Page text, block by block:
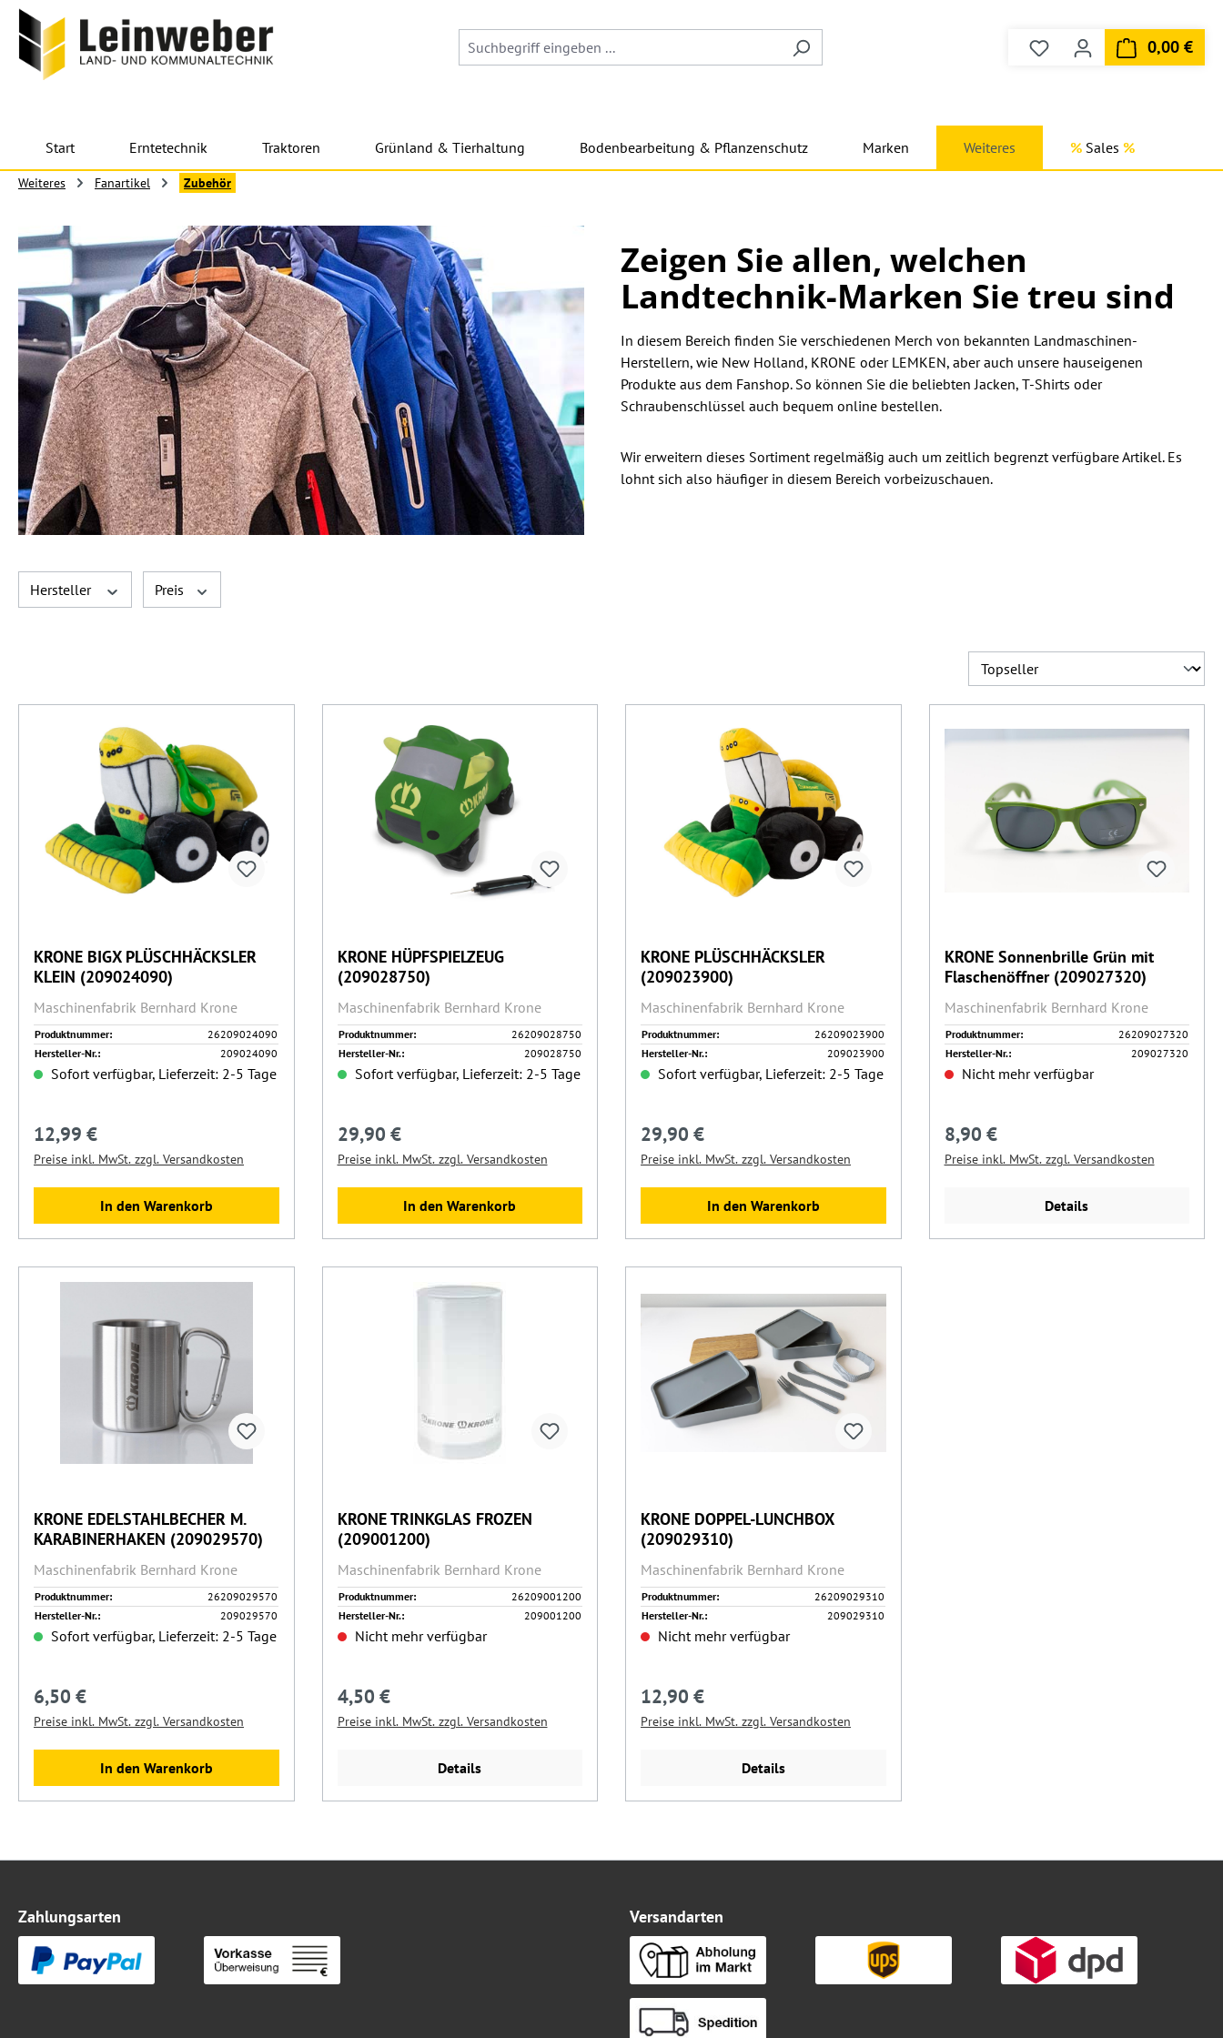
Hauptinhalt springen
Zur Suche springen
Zur Hauptnavigation springen
Du hast 0 Produkte auf
0,00 €
Start Erntetechnik Traktoren Grünland & Tierhaltung Bodenbearbeitung & Pflanzenschutz Marken Weiteres Sales
Weiteres Fanartikel Zubehör
Zeigen Sie allen, welchen
Landtechnik-Marken Sie treu sind
In diesem Bereich finden Sie verschiedenen Merch von bekannten Landmaschinen-
Herstellern, wie New Holland, KRONE oder LEMKEN, aber auch unsere hauseigenen
Produkte aus dem Fanshop. So können Sie die beliebten Jacken, T-Shirts oder
Schraubenschlüssel auch bequem online bestellen.
Wir erweitern dieses Sortiment regelmäßig auch um zeitlich begrenzt verfügbare Artikel. Es
lohnt sich also häufiger in diesem Bereich vorbeizuschauen.
Hersteller Preis
KRONE BIGX PLÜSCHHÄCKSLER
KLEIN (209024090)
Maschinenfabrik Bernhard Krone
Produktnummer:
26209024090
Hersteller-Nr.:
209024090
Sofort verfügbar, Lieferzeit: 2-5 Tage
Regulärer Preis:
12,99 €
Preise inkl. MwSt. zzgl. Versandkosten
In den Warenkorb
KRONE HÜPFSPIELZEUG
(209028750)
Maschinenfabrik Bernhard Krone
Produktnummer:
26209028750
Hersteller-Nr.:
209028750
Sofort verfügbar, Lieferzeit: 2-5 Tage
Regulärer Preis:
29,90 €
Preise inkl. MwSt. zzgl. Versandkosten
In den Warenkorb
KRONE PLÜSCHHÄCKSLER
(209023900)
Maschinenfabrik Bernhard Krone
Produktnummer:
26209023900
Hersteller-Nr.:
209023900
Sofort verfügbar, Lieferzeit: 2-5 Tage
Regulärer Preis:
29,90 €
Preise inkl. MwSt. zzgl. Versandkosten
In den Warenkorb
KRONE Sonnenbrille Grün mit
Flaschenöffner (209027320)
Maschinenfabrik Bernhard Krone
Produktnummer:
26209027320
Hersteller-Nr.:
209027320
Nicht mehr verfügbar
Regulärer Preis:
8,90 €
Preise inkl. MwSt. zzgl. Versandkosten
Details
KRONE EDELSTAHLBECHER M.
KARABINERHAKEN (209029570)
Maschinenfabrik Bernhard Krone
Produktnummer:
26209029570
Hersteller-Nr.:
209029570
Sofort verfügbar, Lieferzeit: 2-5 Tage
Regulärer Preis:
6,50 €
Preise inkl. MwSt. zzgl. Versandkosten
In den Warenkorb
KRONE TRINKGLAS FROZEN
(209001200)
Maschinenfabrik Bernhard Krone
Produktnummer:
26209001200
Hersteller-Nr.:
209001200
Nicht mehr verfügbar
Regulärer Preis:
4,50 €
Preise inkl. MwSt. zzgl. Versandkosten
Details
KRONE DOPPEL-LUNCHBOX
(209029310)
Maschinenfabrik Bernhard Krone
Produktnummer:
26209029310
Hersteller-Nr.:
209029310
Nicht mehr verfügbar
Regulärer Preis:
12,90 €
Preise inkl. MwSt. zzgl. Versandkosten
Details
Zahlungsarten Versandarten